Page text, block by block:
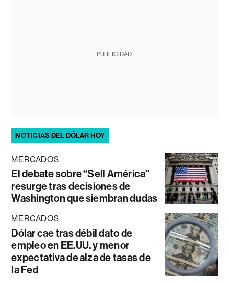
PUBLICIDAD
NOTICIAS DEL DÓLAR HOY
MERCADOS
El debate sobre “Sell América”
resurge tras decisiones de
Washington que siembran dudas
MERCADOS
Dólar cae tras débil dato de
empleo en EE.UU. y menor
expectativa de alza de tasas de
la Fed